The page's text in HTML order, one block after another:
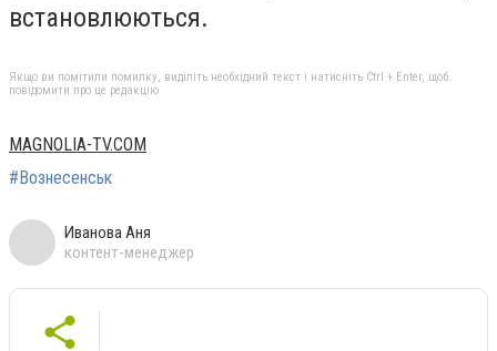
встановлюються.
Якщо ви помітили помилку, виділіть необхідний текст і натисніть Ctrl + Enter, щоб
повідомити про це редакцію
MAGNOLIA-TV.COM
#Вознесенськ
Иванова Аня
контент-менеджер